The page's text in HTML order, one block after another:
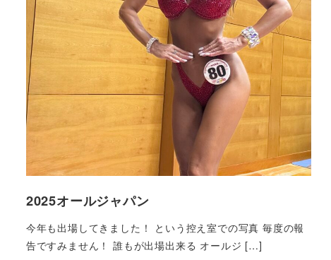
2025オールジャパン
今年も出場してきました！ という控え室での写真 毎度の報
告ですみません！ 誰もが出場出来る オールジ […]